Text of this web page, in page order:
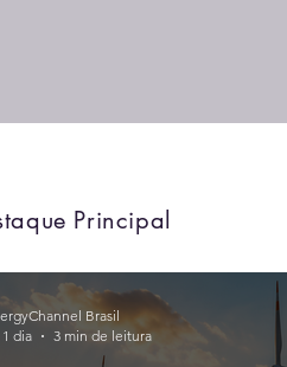
Principal
Brasil
1 dia
3 min de leitura